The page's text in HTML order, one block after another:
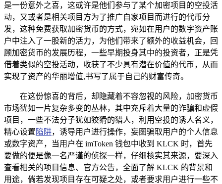
是一份意外之喜，这或许是他们参与了某个加密项目的空投活
动，又或者是相关项目方为了推广自家项目而进行的代币分
发，这种免费获取加密货币的方式，宛如在用户的数字资产账
户中注入了一股新的活力，为他们带来了额外的收益机会，回
顾加密货币的发展历程，一些早期投身其中的投资者，正是凭
借着类似的空投活动，收获了不少具有潜在价值的代币，从而
实现了资产的华丽增值,书写了属于自己的财富传奇。
在这份惊喜的背后，却隐藏着不容忽视的风险，加密货币
市场犹如一片复杂多变的丛林，其中充斥着大量的诈骗和虚假
项目，一些不法分子犹如狡猾的猎人，利用空投的诱人名义，
精心设置 陷阱，诱导用户进行操作，妄图骗取用户的个人信息
或数字资产，当用户在 imToken 钱包中收到 KLCK 时，首先
要做的便是像一名严谨的侦探一样，仔细核实其来源，要深入
查看相关的项目信息、官方公告，全面了解 KLCK 的背景和
用途，倘若发现项目存在可疑之处，或者要求用户进行一些不